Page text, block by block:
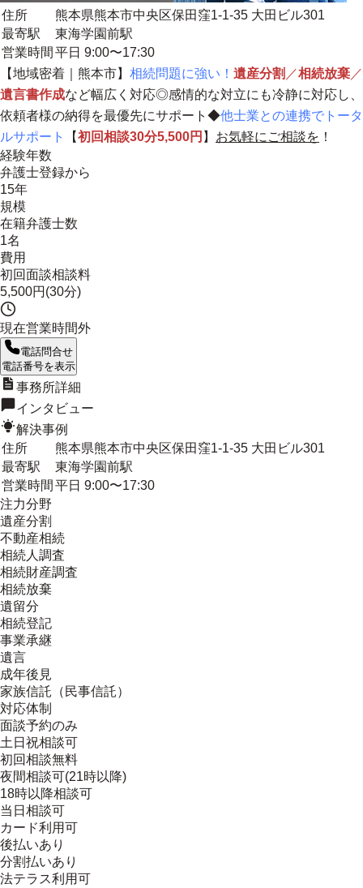
住所
熊本県熊本市中央区保田窪1-1-35 大田ビル301
最寄駅
東海学園前駅
営業時間 平日 9:00〜17:30
【地域密着 ｜熊本市】 相続問題に強い！ 遺産分割 ／相続放棄 ／
遺言書作成など幅広く対応◎感情的な対立にも冷静に対応し、
依頼者様の納得を最優先にサポート ◆他士業との連携でトータ
ルサポート
【初回相談30分5,500円 】 お気軽にご相談を ！
経験年数
弁護士登録から
15年
規模
在籍弁護士数
1名
費用
初回面談相談料
5,500円(30分)
現在営業時間外
電話問合せ
電話番号を表示
事務所詳細
インタビュー
解決事例
住所
熊本県熊本市中央区保田窪1-1-35 大田ビル301
最寄駅
東海学園前駅
営業時間 平日 9:00〜17:30
注力分野
遺産分割
不動産相続
相続人調査
相続財産調査
相続放棄
遺留分
相続登記
事業承継
遺言
成年後見
家族信託（民事信託）
対応体制
面談予約のみ
土日祝相談可
初回相談無料
夜間相談可(21時以降)
18時以降相談可
当日相談可
カード利用可
後払いあり
分割払いあり
法テラス利用可